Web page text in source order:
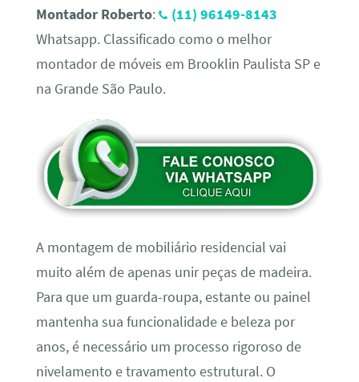
Montador Roberto:
(11) 96149-8143
Whatsapp. Classificado como o melhor
montador de móveis em Brooklin Paulista SP e
na Grande São Paulo.
A montagem de mobiliário residencial vai
muito além de apenas unir peças de madeira.
Para que um guarda-roupa, estante ou painel
mantenha sua funcionalidade e beleza por
anos, é necessário um processo rigoroso de
nivelamento e travamento estrutural. O